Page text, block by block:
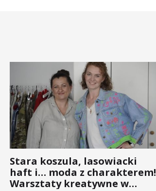
Stara koszula, lasowiacki
haft i… moda z charakterem!
Warsztaty kreatywne w